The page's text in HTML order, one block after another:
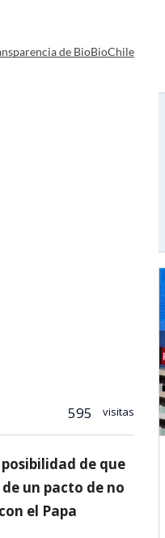
de BioBioChile
595 visitas
de que
un pacto de no
el Papa